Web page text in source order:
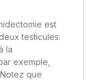
est
testicules.
la
exemple,
que